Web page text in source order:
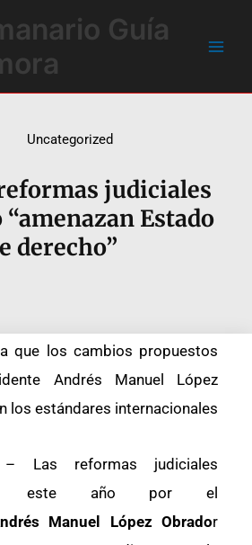
Guía
Uncategorized
judiciales
Estado
derecho”
que los cambios propuestos
Andrés Manuel López
los estándares internacionales
Las reformas judiciales
este año por el
Manuel López Obrador